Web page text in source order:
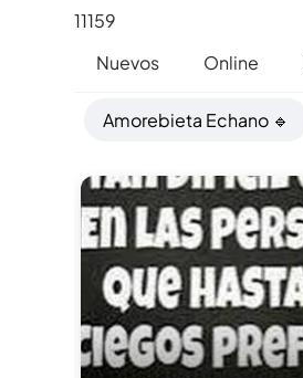
11159
Nuevos
Online
Amorebieta Echano 🔹